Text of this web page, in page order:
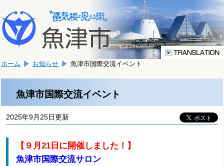
文
へ
移
ま
す。
こ
か
文
ホーム お知らせ 魚津市国際交流イベント
魚津市国際交流イベント
2025年9月25日更新
【９月21日に開催しました！】
魚津市国際交流サロン